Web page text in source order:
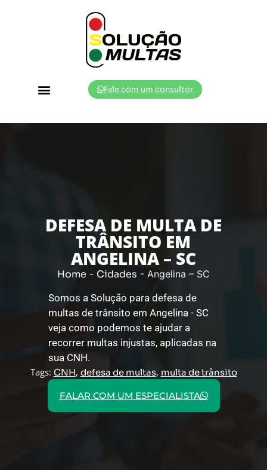
Fale com um consultor
DEFESA DE MULTA DE
TRÂNSITO EM
ANGELINA – SC
Home - Cidades - Angelina – SC
Somos a Solução para defesa de
multas de trânsito em Angelina - SC
veja como podemos te ajudar a
recorrer multas injustas, aplicadas na
sua CNH.
Tags: CNH, defesa de multas, multa de trânsito
FALAR COM UM ESPECIALISTA